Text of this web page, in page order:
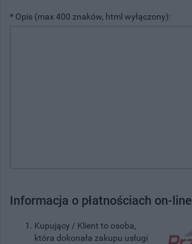
* Opis (max 400 znaków, html wyłączony):
Informacja o płatnościach on-line
Kupujący / Klient to osoba,
która dokonała zakupu usługi